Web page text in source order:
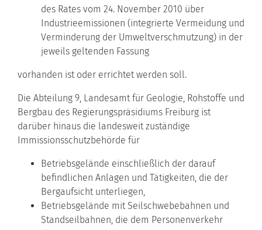
des Rates vom 24. November 2010 über
Industrieemissionen (integrierte Vermeidung und
Verminderung der Umweltverschmutzung) in der
jeweils geltenden Fassung
vorhanden ist oder errichtet werden soll.
Die Abteilung 9, Landesamt für Geologie, Rohstoffe und
Bergbau des Regierungspräsidiums Freiburg ist
darüber hinaus die landesweit zuständige
Immissionsschutzbehörde für
Betriebsgelände einschließlich der darauf
befindlichen Anlagen und Tätigkeiten, die der
Bergaufsicht unterliegen,
Betriebsgelände mit Seilschwebebahnen und
Standseilbahnen, die dem Personenverkehr